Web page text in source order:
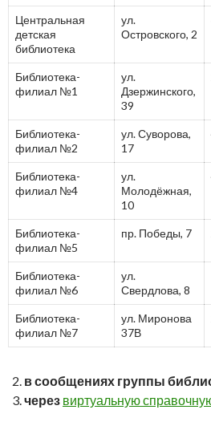
Центральная
детская
библиотека
ул.
Островского, 2
Библиотека-
филиал №1
ул.
Дзержинского,
39
Библиотека-
филиал №2
ул. Суворова,
17
Библиотека-
филиал №4
ул.
Молодёжная,
10
Библиотека-
филиал №5
пр. Победы, 7
Библиотека-
филиал №6
ул.
Свердлова, 8
Библиотека-
филиал №7
ул. Миронова
37В
в сообщениях группы
через виртуальную